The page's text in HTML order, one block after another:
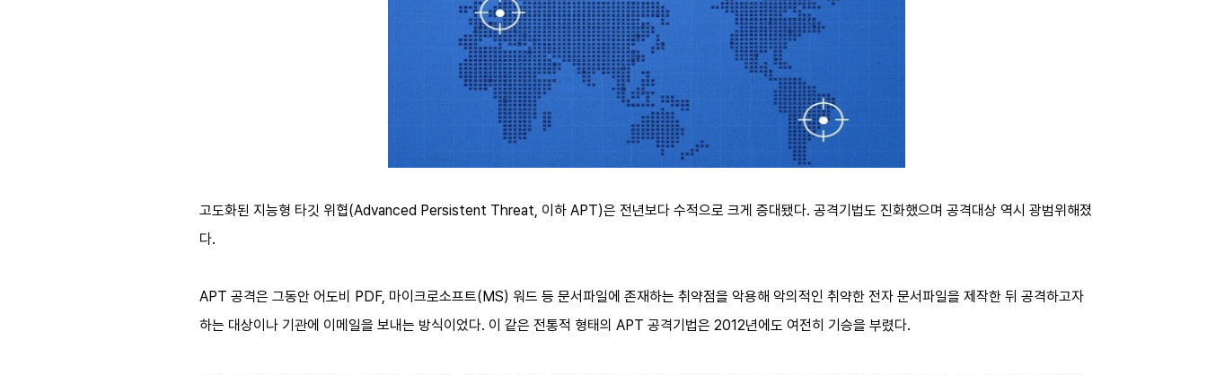
고도화된 지능형 타깃 위협(Advanced Persistent Threat, 이하 APT)은 전년보다 수적으로 크게 증대됐다. 공격기법도 진화했으며 공격대상 역시 광범위해졌
다.
APT 공격은 그동안 어도비 PDF, 마이크로소프트(MS) 워드 등 문서파일에 존재하는 취약점을 악용해 악의적인 취약한 전자 문서파일을 제작한 뒤 공격하고자
하는 대상이나 기관에 이메일을 보내는 방식이었다. 이 같은 전통적 형태의 APT 공격기법은 2012년에도 여전히 기승을 부렸다.